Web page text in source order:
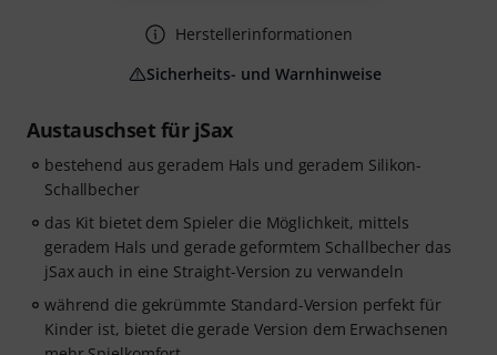
Austauschset für jSax
bestehend aus geradem Hals und geradem Silikon-
Schallbecher
das Kit bietet dem Spieler die Möglichkeit, mittels
geradem Hals und gerade geformtem Schallbecher das
jSax auch in eine Straight-Version zu verwandeln
während die gekrümmte Standard-Version perfekt für
Kinder ist, bietet die gerade Version dem Erwachsenen
Herstellerinformationen
Sicherheits- und Warnhinweise